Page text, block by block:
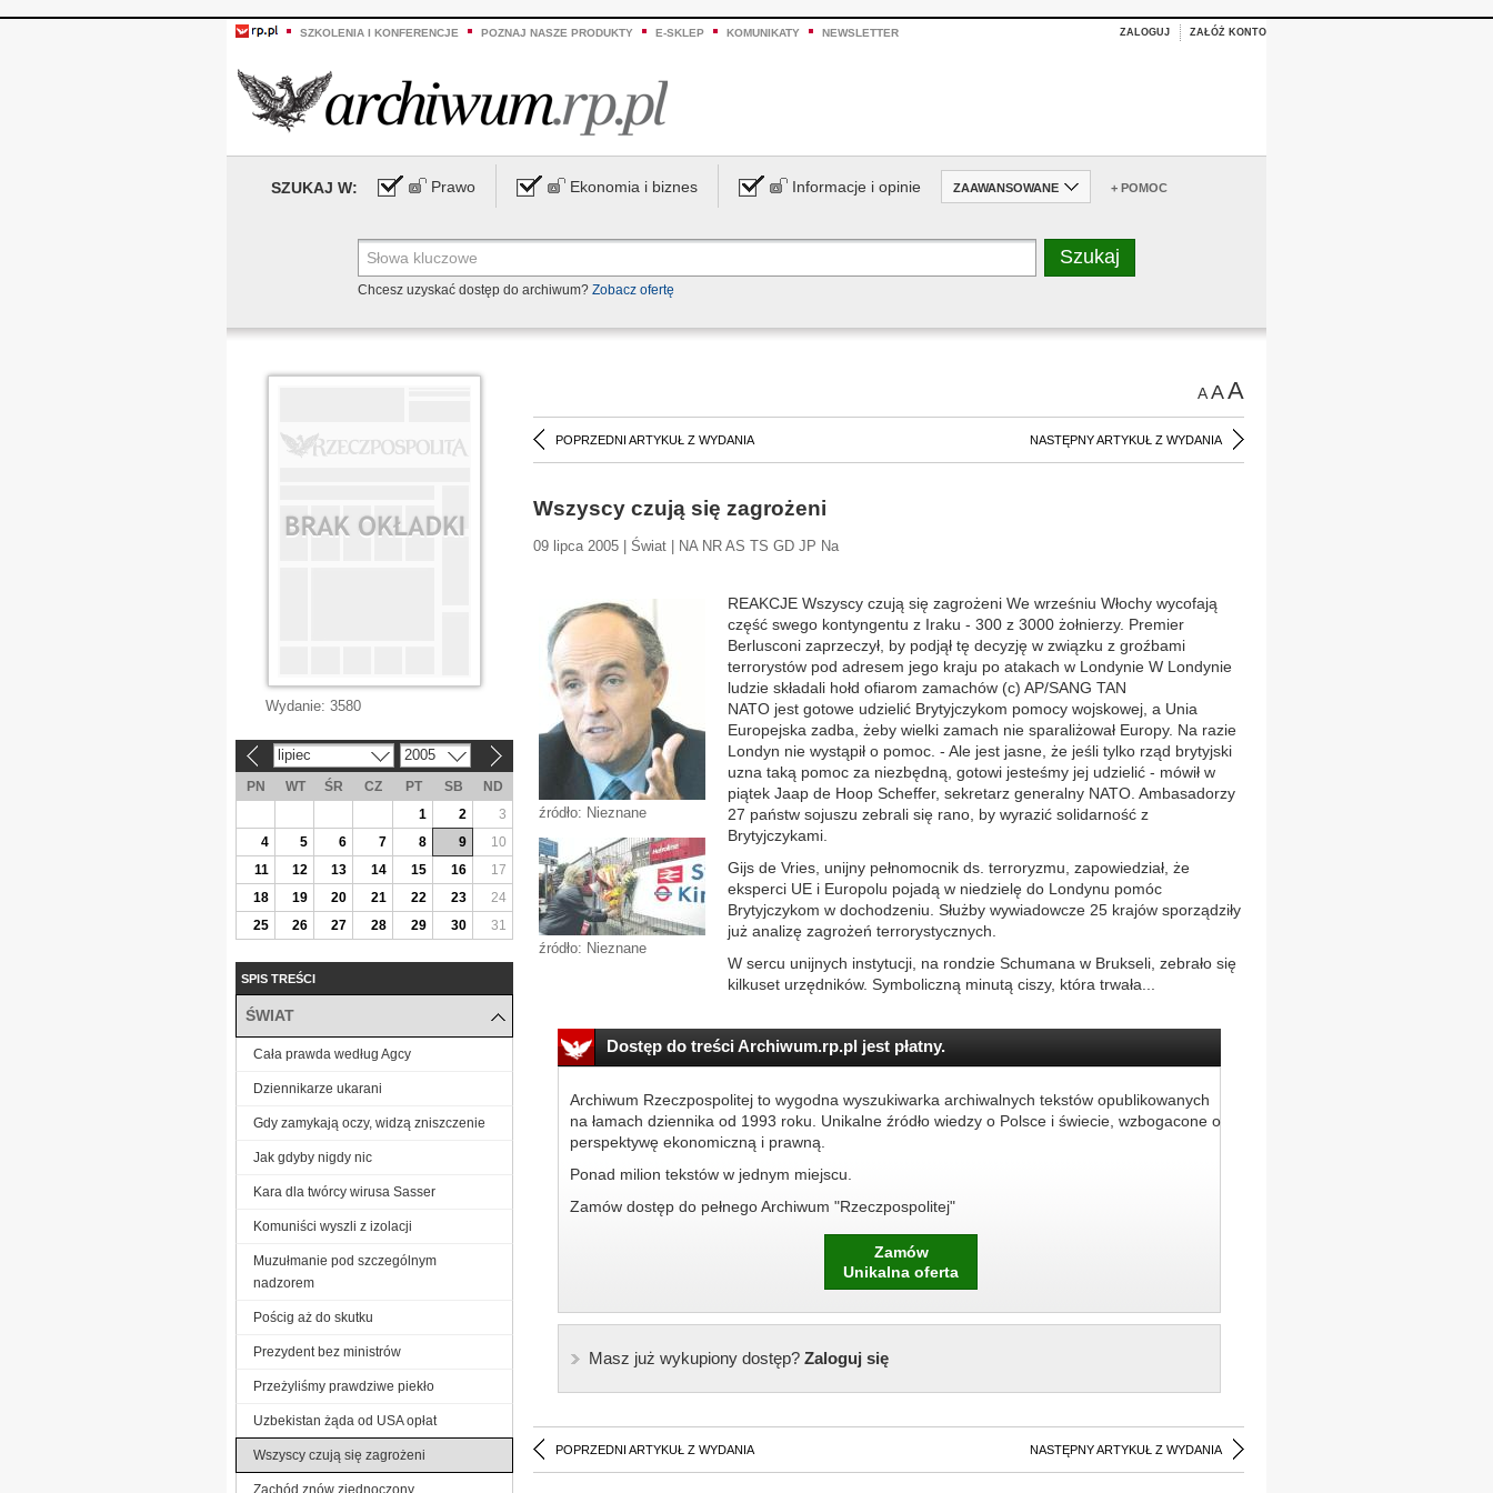
SZKOLENIA I KONFERENCJE POZNAJ NASZE PRODUKTY E-SKLEP KOMUNIKATY NEWSLETTER ZALOGUJ ZAŁÓŻ KONTO
SZUKAJ W: Prawo Ekonomia i biznes Informacje i opinie ZAAWANSOWANE + POMOC
Chcesz uzyskać dostęp do archiwum? Zobacz ofertę
AAA
POPRZEDNI ARTYKUŁ Z WYDANIA NASTĘPNY ARTYKUŁ Z WYDANIA
Wszyscy czują się zagrożeni
09 lipca 2005 | Świat | NA NR AS TS GD JP Na
źródło: Nieznane
źródło: Nieznane
REAKCJE Wszyscy czują się zagrożeni We wrześniu Włochy wycofają
część swego kontyngentu z Iraku - 300 z 3000 żołnierzy. Premier
Berlusconi zaprzeczył, by podjął tę decyzję w związku z groźbami
terrorystów pod adresem jego kraju po atakach w Londynie W Londynie
ludzie składali hołd ofiarom zamachów (c) AP/SANG TAN
NATO jest gotowe udzielić Brytyjczykom pomocy wojskowej, a Unia
Europejska zadba, żeby wielki zamach nie sparaliżował Europy. Na razie
Londyn nie wystąpił o pomoc. - Ale jest jasne, że jeśli tylko rząd brytyjski
uzna taką pomoc za niezbędną, gotowi jesteśmy jej udzielić - mówił w
piątek Jaap de Hoop Scheffer, sekretarz generalny NATO. Ambasadorzy
27 państw sojuszu zebrali się rano, by wyrazić solidarność z
Brytyjczykami.
Gijs de Vries, unijny pełnomocnik ds. terroryzmu, zapowiedział, że
eksperci UE i Europolu pojadą w niedzielę do Londynu pomóc
Brytyjczykom w dochodzeniu. Służby wywiadowcze 25 krajów sporządziły
już analizę zagrożeń terrorystycznych.
W sercu unijnych instytucji, na rondzie Schumana w Brukseli, zebrało się
kilkuset urzędników. Symboliczną minutą ciszy, która trwała...
Dostęp do treści Archiwum.rp.pl jest płatny.
Archiwum Rzeczpospolitej to wygodna wyszukiwarka archiwalnych tekstów opublikowanych
na łamach dziennika od 1993 roku. Unikalne źródło wiedzy o Polsce i świecie, wzbogacone o
perspektywę ekonomiczną i prawną.
Ponad milion tekstów w jednym miejscu.
Zamów dostęp do pełnego Archiwum "Rzeczpospolitej"
Zamów
Unikalna oferta
Masz już wykupiony dostęp?Zaloguj się
POPRZEDNI ARTYKUŁ Z WYDANIA NASTĘPNY ARTYKUŁ Z WYDANIA
Wydanie: 3580
lipiec 2005
PN WT ŚR CZ PT SB
ND
1
2
3
4
5 6 7 8 9
10
11
12 13 14 15 16
17
18
19 20 21 22 23
24
25
26 27 28 29 30 31
SPIS TREŚCI
ŚWIAT
Cała prawda według Agcy
Dziennikarze ukarani
Gdy zamykają oczy, widzą zniszczenie
Jak gdyby nigdy nic
Kara dla twórcy wirusa Sasser
Komuniści wyszli z izolacji
Muzułmanie pod szczególnym
nadzorem
Pościg aż do skutku
Prezydent bez ministrów
Przeżyliśmy prawdziwe piekło
Uzbekistan żąda od USA opłat
Wszyscy czują się zagrożeni
Zachód znów zjednoczony